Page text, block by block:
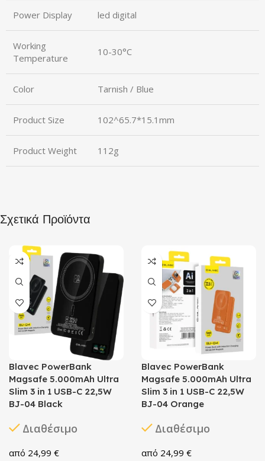
Power Display led digital
Working
Temperature
10-30°C
Color Tarnish / Blue
Product Size 102^65.7*15.1mm
Product Weight 112g
Σχετικά Προϊόντα
Blavec PowerBank
Magsafe 5.000mAh Ultra
Slim 3 in 1 USB-C 22,5W
BJ-04 Black
Διαθέσιμο
24,99 €
Blavec PowerBank
Magsafe 5.000mAh Ultra
Slim 3 in 1 USB-C 22,5W
BJ-04 Orange
Διαθέσιμο
24,99 €